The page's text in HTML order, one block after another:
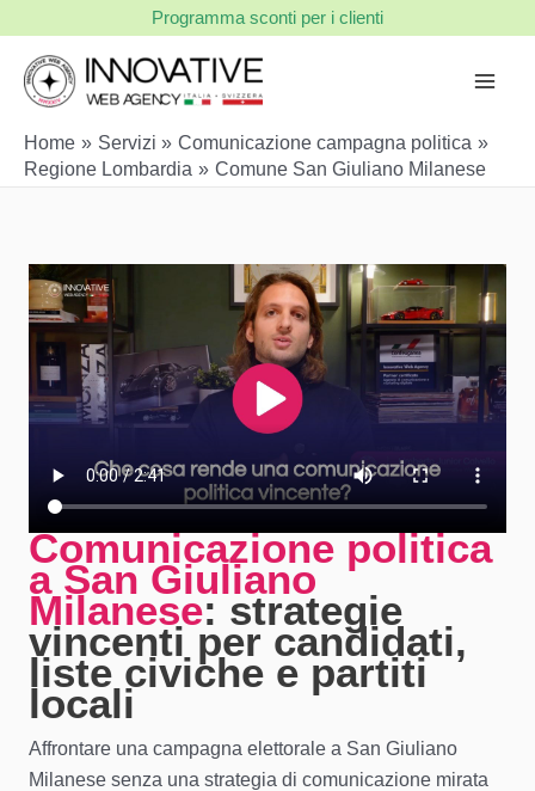
contenuto
Programma sconti per i clienti
Home Servizi
Comunicazione campagna politica
Regione Lombardia
Comune San Giuliano Milanese
Comunicazione politica
a San Giuliano
Milanese: strategie
vincenti per candidati,
liste civiche e partiti
locali
Affrontare una campagna elettorale a San Giuliano
Milanese senza una strategia di comunicazione mirata